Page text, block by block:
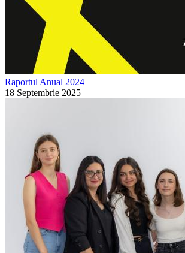
Raportul Anual 2024
18 Septembrie 2025